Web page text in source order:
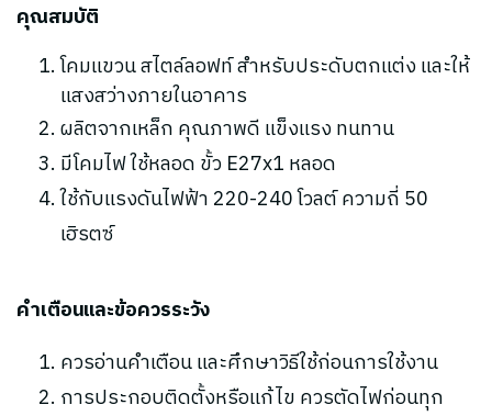
คุณสมบัติ
โคมแขวน สไตล์ลอฟท์ สำหรับประดับตกแต่ง และให้
แสงสว่างภายในอาคาร
ผลิตจากเหล็ก คุณภาพดี แข็งแรง ทนทาน
มีโคมไฟ ใช้หลอด ขั้ว E27x1 หลอด
ใช้กับแรงดันไฟฟ้า 220-240 โวลต์ ความถี่ 50
เฮิรตซ์
คำเตือนและข้อควรระวัง
ควรอ่านคำเตือน และศึกษาวิธีใช้ก่อนการใช้งาน
การประกอบติดตั้งหรือแก้ไข ควรตัดไฟก่อนทุก